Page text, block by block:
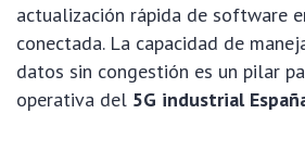
actualización rápida de software
conectada. La capacidad de
datos sin congestión es un pilar
operativa del 5G industrial